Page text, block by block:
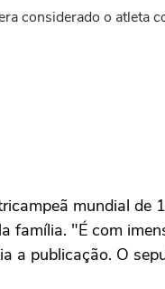
considerado o atleta
mundial de
família. "É com
a publicação. O